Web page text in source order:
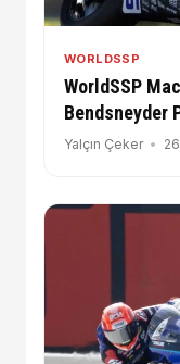
WORLDSSP
WorldSSP
Bendsneyder
Sırada!
Yalçın Çeker